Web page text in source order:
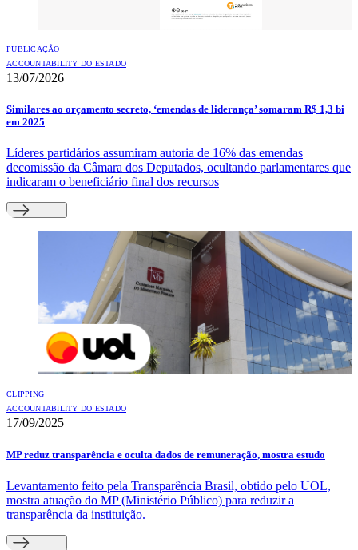
PUBLICAÇÃO
ACCOUNTABILITY DO ESTADO
13/07/2026
Similares ao orçamento secreto, ‘emendas de liderança’ somaram R$ 1,3 bi
em 2025
Líderes partidários assumiram autoria de 16% das emendas
decomissão da Câmara dos Deputados, ocultando parlamentares que
indicaram o beneficiário final dos recursos
CLIPPING
ACCOUNTABILITY DO ESTADO
17/09/2025
MP reduz transparência e oculta dados de remuneração, mostra estudo
Levantamento feito pela Transparência Brasil, obtido pelo UOL,
mostra atuação do MP (Ministério Público) para reduzir a
transparência da instituição.